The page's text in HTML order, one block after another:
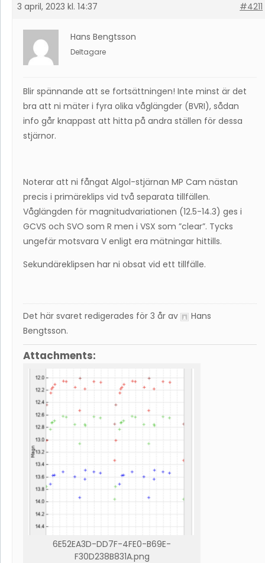
3 april, 2023 kl. 14:37 #4211
Hans Bengtsson
Deltagare
Blir spännande att se fortsättningen! Inte minst är det
bra att ni mäter i fyra olika våglängder (BVRI), sådan
info går knappast att hitta på andra ställen för dessa
stjärnor.
Noterar att ni fångat Algol-stjärnan MP Cam nästan
precis i primäreklips vid två separata tillfällen.
Våglängden för magnitudvariationen (12.5-14.3) ges i
GCVS och SVO som R men i VSX som ”clear”. Tycks
ungefär motsvara V enligt era mätningar hittills.
Sekundäreklipsen har ni obsat vid ett tillfälle.
Det här svaret redigerades för 3 år av
Hans
Bengtsson.
Attachments:
6E52EA3D-DD7F-4FE0-B69E-
F30D238B831A.png